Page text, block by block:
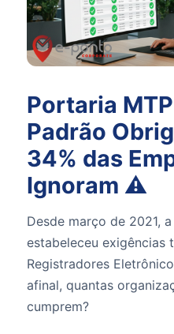
Portaria
Padrão
34% das
Ignoram ⚠️
Desde março de 2021,
estabeleceu exigências
Registradores
afinal, quantas
cumprem?